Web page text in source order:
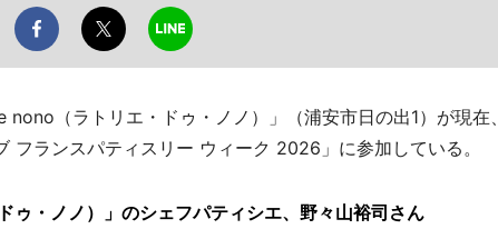
（ラトリエ・ドゥ・ノノ）」（浦安市日の出1）が現在、
フランスパティスリー ウィーク 2026」に参加している。
ゥ・ノノ）」のシェフパティシエ、野々山裕司さん